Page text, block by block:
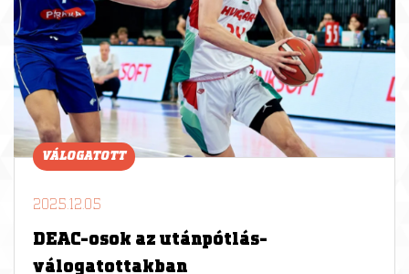
VÁLOGATOTT
2025.12.05
DEAC-osok az utánpótlás-
válogatottakban